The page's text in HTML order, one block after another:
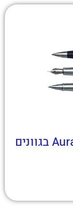
עטי X-pen מסדרת אאורה Aura בגוונים